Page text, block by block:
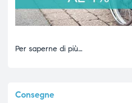
Per saperne di più…
Consegne